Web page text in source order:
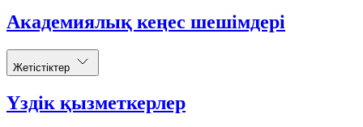
Академиялық кеңес шешімдері
Жетістіктер
Үздік қызметкерлер